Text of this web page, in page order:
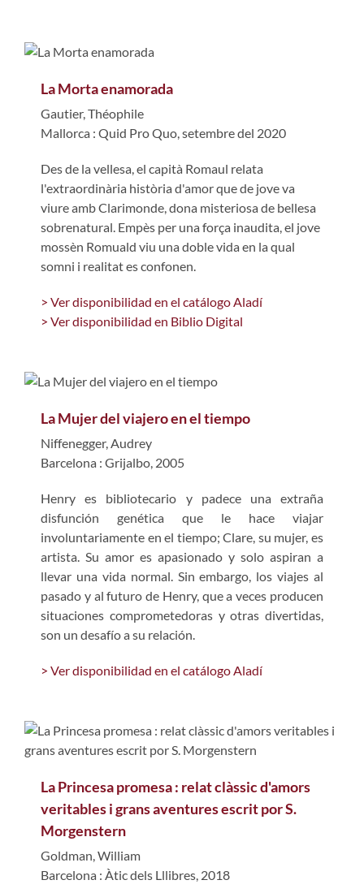
La Morta enamorada
Gautier, Théophile
Mallorca : Quid Pro Quo, setembre del 2020
Des de la vellesa, el capità Romaul relata
l'extraordinària història d'amor que de jove va
viure amb Clarimonde, dona misteriosa de bellesa
sobrenatural. Empès per una força inaudita, el jove
mossèn Romuald viu una doble vida en la qual
somni i realitat es confonen.
> Ver disponibilidad en el catálogo Aladí
> Ver disponibilidad en Biblio Digital
La Mujer del viajero en el tiempo
Niffenegger, Audrey
Barcelona : Grijalbo, 2005
Henry es bibliotecario y padece una extraña
disfunción genética que le hace viajar
involuntariamente en el tiempo; Clare, su mujer, es
artista. Su amor es apasionado y solo aspiran a
llevar una vida normal. Sin embargo, los viajes al
pasado y al futuro de Henry, que a veces producen
situaciones comprometedoras y otras divertidas,
son un desafío a su relación.
> Ver disponibilidad en el catálogo Aladí
La Princesa promesa : relat clàssic d'amors
veritables i grans aventures escrit por S.
Morgenstern
Goldman, William
Barcelona : Àtic dels Lllibres, 2018